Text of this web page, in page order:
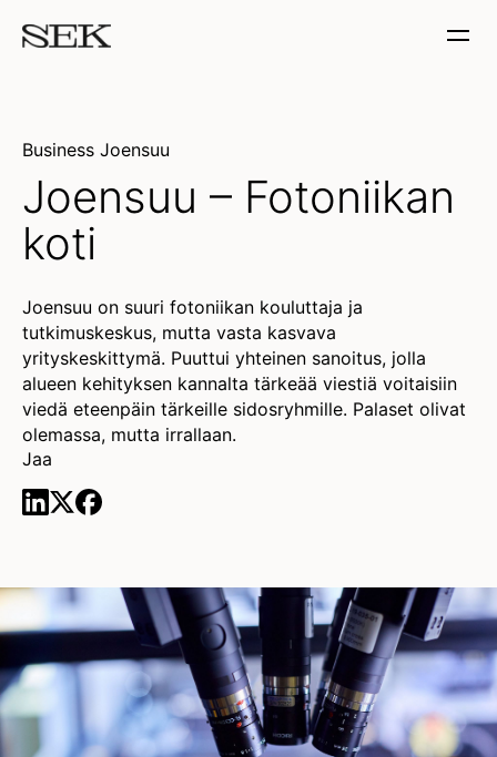
Business Joensuu
Joensuu – Fotoniikan
koti
Joensuu on suuri fotoniikan kouluttaja ja
tutkimuskeskus, mutta vasta kasvava
yrityskeskittymä. Puuttui yhteinen sanoitus, jolla
alueen kehityksen kannalta tärkeää viestiä voitaisiin
viedä eteenpäin tärkeille sidosryhmille. Palaset olivat
olemassa, mutta irrallaan.
Jaa